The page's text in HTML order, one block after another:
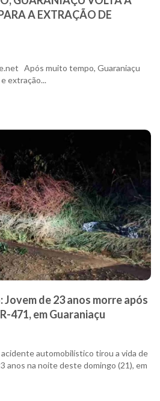
A EXTRAÇÃO DE
Após muito tempo, Guaraniaçu
extração...
de 23 anos morre após
471, em Guaraniaçu
automobilístico tirou a vida de
anos na noite deste domingo (21), em